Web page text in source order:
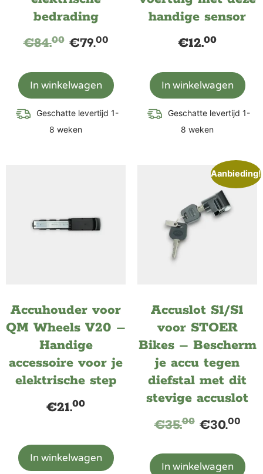
bedrading
€84.00 €79.00
In winkelwagen
Geschatte levertijd 1-
8 weken
handige sensor
€12.00
In winkelwagen
Geschatte levertijd 1-
8 weken
Accuhouder voor
QM Wheels V20 –
Handige
accessoire voor je
elektrische step
€21.00
In winkelwagen
Aanbieding!
Accuslot S1/S1
voor STOER
Bikes – Bescherm
je accu tegen
diefstal met dit
stevige accuslot
€35.00 €30.00
In winkelwagen